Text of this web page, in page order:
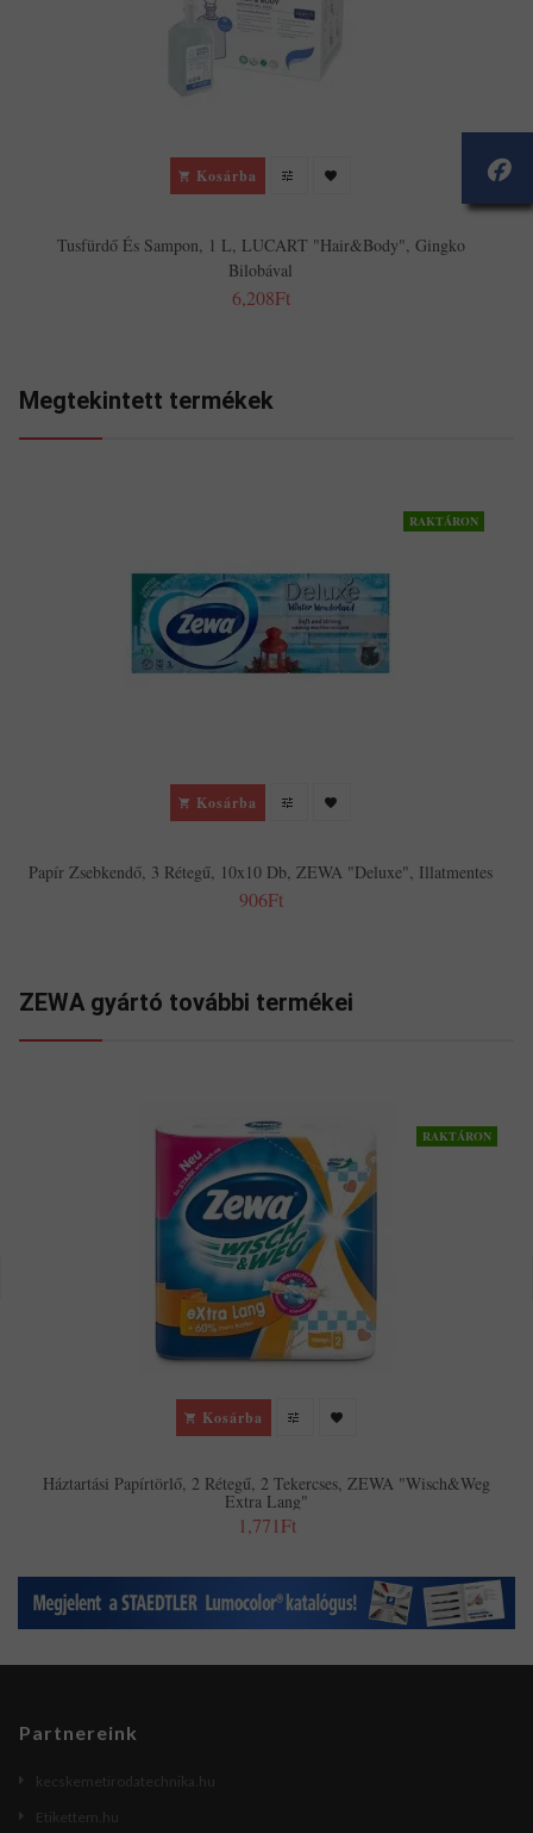
Kosárba
Tusfürdő És Sampon, 1 L, LUCART "Hair&Body", Gingko
Bilobával
6,208Ft
Megtekintett termékek
RAKTÁRON
Kosárba
Papír Zsebkendő, 3 Rétegű, 10x10 Db, ZEWA "Deluxe", Illatmentes
906Ft
ZEWA gyártó további termékei
RAKTÁRON
Kosárba
Háztartási Papírtörlő, 2 Rétegű, 2 Tekercses, ZEWA "Wisch&Weg
Extra Lang"
1,771Ft
Partnereink
kecskemetirodatechnika.hu
Etikettem.hu